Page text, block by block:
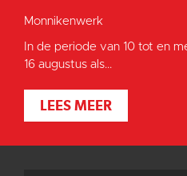
Monnikenwerk
In de periode van 10 tot en
16 augustus als...
LEES MEER